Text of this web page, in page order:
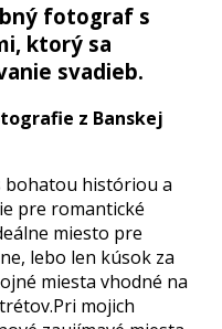
fotograf s
ktorý sa
svadieb.
z Banskej
bohatou históriou a
pre romantické
miesto pre
lebo len kúsok za
miesta vhodné na
mojich